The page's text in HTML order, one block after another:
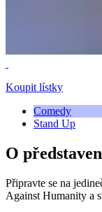
Koupit lístky
Comedy
Stand Up
O
Připravte se na
Against Humanity a